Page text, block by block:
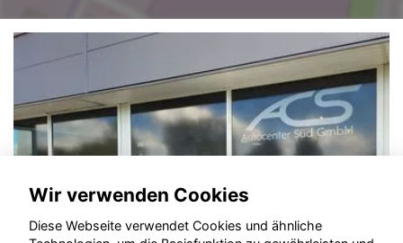
Wir verwenden Cookies
Diese Webseite verwendet Cookies und ähnliche